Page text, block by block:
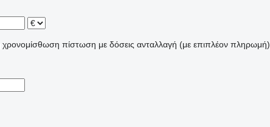
χρονομίσθωση πίστωση με δόσεις ανταλλαγή (με επιπλέον πληρωμή)